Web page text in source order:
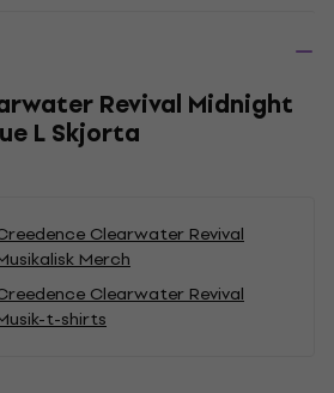
Revival Midnight
L Skjorta
Clearwater Revival
Merch
Clearwater Revival
t-shirts